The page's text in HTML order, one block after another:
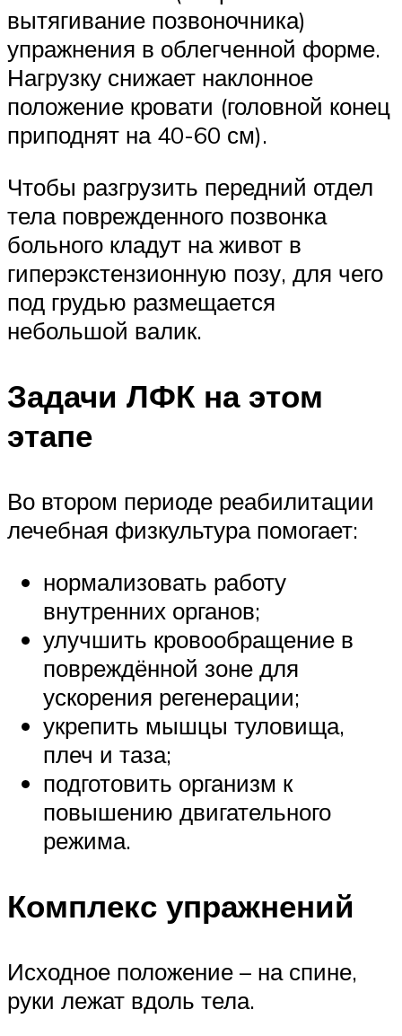
вытягивание позвоночника)
упражнения в облегченной форме.
Нагрузку снижает наклонное
положение кровати (головной конец
приподнят на 40-60 см).
Чтобы разгрузить передний отдел
тела поврежденного позвонка
больного кладут на живот в
гиперэкстензионную позу, для чего
под грудью размещается
небольшой валик.
Задачи ЛФК на этом
этапе
Во втором периоде реабилитации
лечебная физкультура помогает:
нормализовать работу
внутренних органов;
улучшить кровообращение в
повреждённой зоне для
ускорения регенерации;
укрепить мышцы туловища,
плеч и таза;
подготовить организм к
повышению двигательного
режима.
Комплекс упражнений
Исходное положение – на спине,
руки лежат вдоль тела.